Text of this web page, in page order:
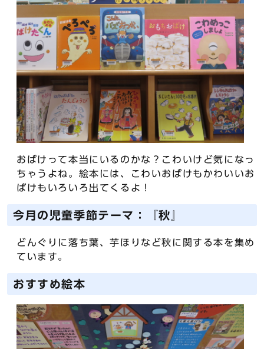
おばけって本当にいるのかな？こわいけど気になっ
ちゃうよね。絵本には、こわいおばけもかわいいお
ばけもいろいろ出てくるよ！
今月の児童季節テーマ：『秋』
どんぐりに落ち葉、芋ほりなど秋に関する本を集め
ています。
おすすめ絵本